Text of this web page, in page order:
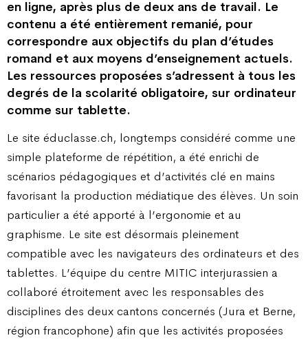
en ligne, après plus de deux ans de travail. Le
contenu a été entièrement remanié, pour
correspondre aux objectifs du plan d’études
romand et aux moyens d’enseignement actuels.
Les ressources proposées s’adressent à tous les
degrés de la scolarité obligatoire, sur ordinateur
comme sur tablette.
Le site éduclasse.ch, longtemps considéré comme une
simple plateforme de répétition, a été enrichi de
scénarios pédagogiques et d’activités clé en mains
favorisant la production médiatique des élèves. Un soin
particulier a été apporté à l’ergonomie et au
graphisme. Le site est désormais pleinement
compatible avec les navigateurs des ordinateurs et des
tablettes. L’équipe du centre MITIC interjurassien a
collaboré étroitement avec les responsables des
disciplines des deux cantons concernés (Jura et Berne,
région francophone) afin que les activités proposées